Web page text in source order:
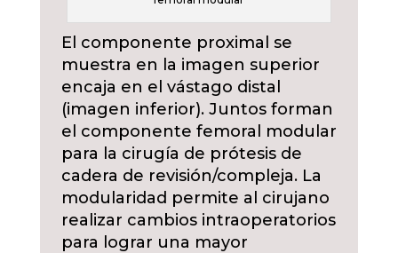
El componente proximal se
muestra en la imagen superior
encaja en el vástago distal
(imagen inferior). Juntos forman
el componente femoral modular
para la cirugía de prótesis de
cadera de revisión/compleja. La
modularidad permite al cirujano
realizar cambios intraoperatorios
para lograr una mayor